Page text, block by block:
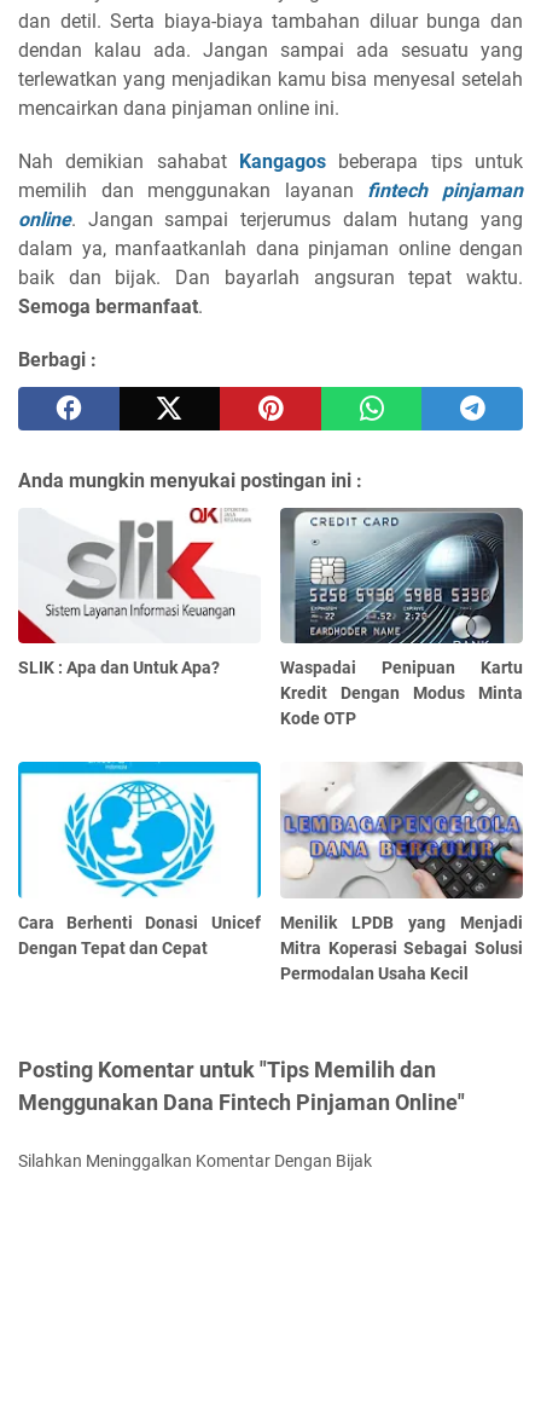
dan detil. Serta biaya-biaya tambahan diluar bunga dan
dendan kalau ada. Jangan sampai ada sesuatu yang
terlewatkan yang menjadikan kamu bisa menyesal setelah
mencairkan dana pinjaman online ini.
Nah demikian sahabat Kangagos beberapa tips untuk
memilih dan menggunakan layanan fintech pinjaman
online. Jangan sampai terjerumus dalam hutang yang
dalam ya, manfaatkanlah dana pinjaman online dengan
baik dan bijak. Dan bayarlah angsuran tepat waktu.
Semoga bermanfaat.
Berbagi :
Anda mungkin menyukai postingan ini :
SLIK : Apa dan Untuk Apa?
Waspadai Penipuan Kartu
Kredit Dengan Modus Minta
Kode OTP
Cara Berhenti Donasi Unicef
Dengan Tepat dan Cepat
Menilik LPDB yang Menjadi
Mitra Koperasi Sebagai Solusi
Permodalan Usaha Kecil
Posting Komentar untuk "Tips Memilih dan
Menggunakan Dana Fintech Pinjaman Online"
Silahkan Meninggalkan Komentar Dengan Bijak